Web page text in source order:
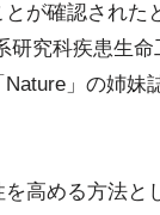
が確認された
究科疾患生
」の姉妹
高める方法と